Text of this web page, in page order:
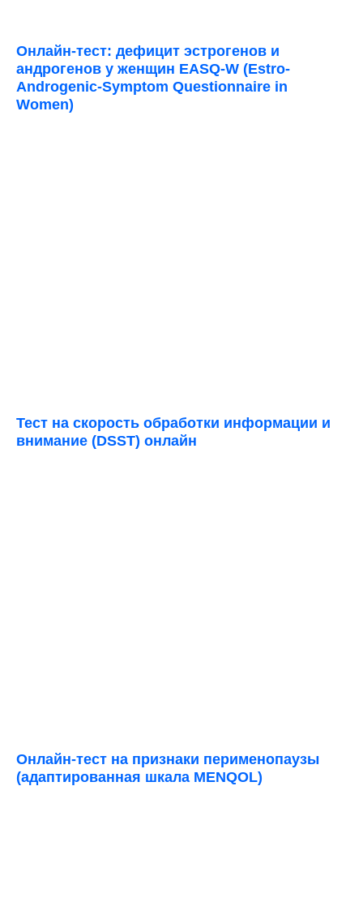
Онлайн-тест: дефицит эстрогенов и
андрогенов у женщин EASQ-W (Estro-
Androgenic-Symptom Questionnaire in
Women)
Тест на скорость обработки информации и
внимание (DSST) онлайн
Онлайн-тест на признаки перименопаузы
(адаптированная шкала MENQOL)